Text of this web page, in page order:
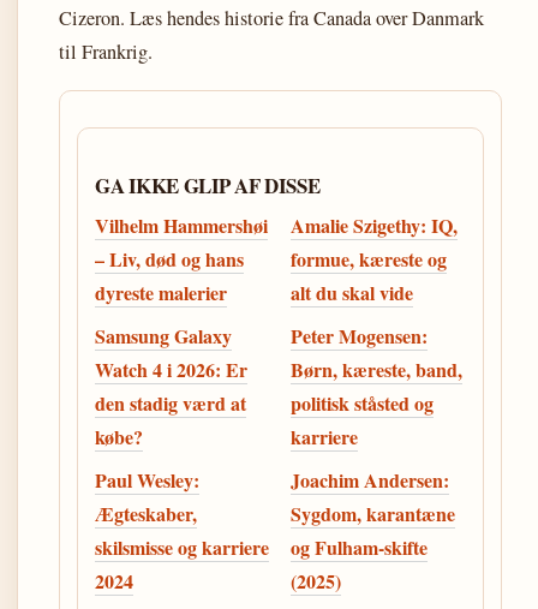
Cizeron. Læs hendes historie fra Canada over Danmark
til Frankrig.
GA IKKE GLIP AF DISSE
Vilhelm Hammershøi
– Liv, død og hans
dyreste malerier
Amalie Szigethy: IQ,
formue, kæreste og
alt du skal vide
Samsung Galaxy
Watch 4 i 2026: Er
den stadig værd at
købe?
Peter Mogensen:
Børn, kæreste, band,
politisk ståsted og
karriere
Paul Wesley:
Ægteskaber,
skilsmisse og karriere
2024
Joachim Andersen:
Sygdom, karantæne
og Fulham-skifte
(2025)